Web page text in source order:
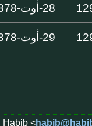
28-أوت-1878
29-أوت-1878
Habib <